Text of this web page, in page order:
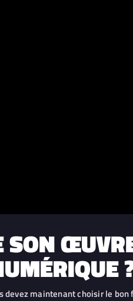
SON
devez maintenant choisir le